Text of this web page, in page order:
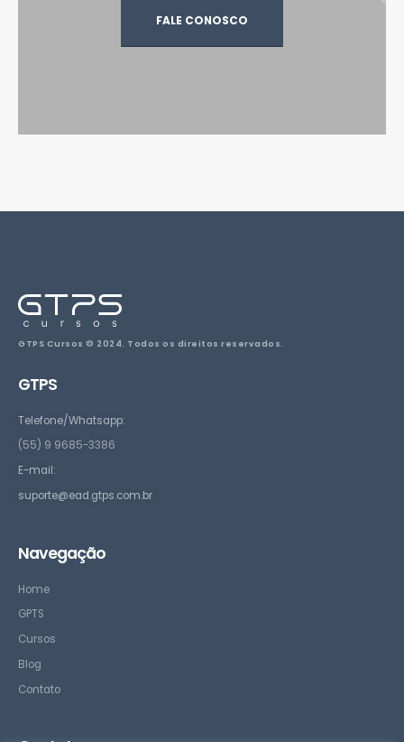
FALE CONOSCO
GTPS Cursos © 2024. Todos os direitos reservados.
GTPS
Telefone/Whatsapp:
(55) 9 9685-3386
E-mail:
suporte@ead.gtps.com.br
Navegação
Home
GPTS
Cursos
Blog
Contato